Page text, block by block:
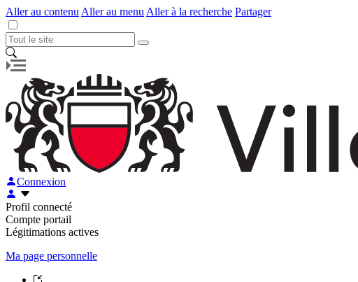
Aller au contenu Aller au menu Aller à la recherche Partager
Connexion
Profil connecté
Compte portail
Légitimations actives
Ma page personnelle